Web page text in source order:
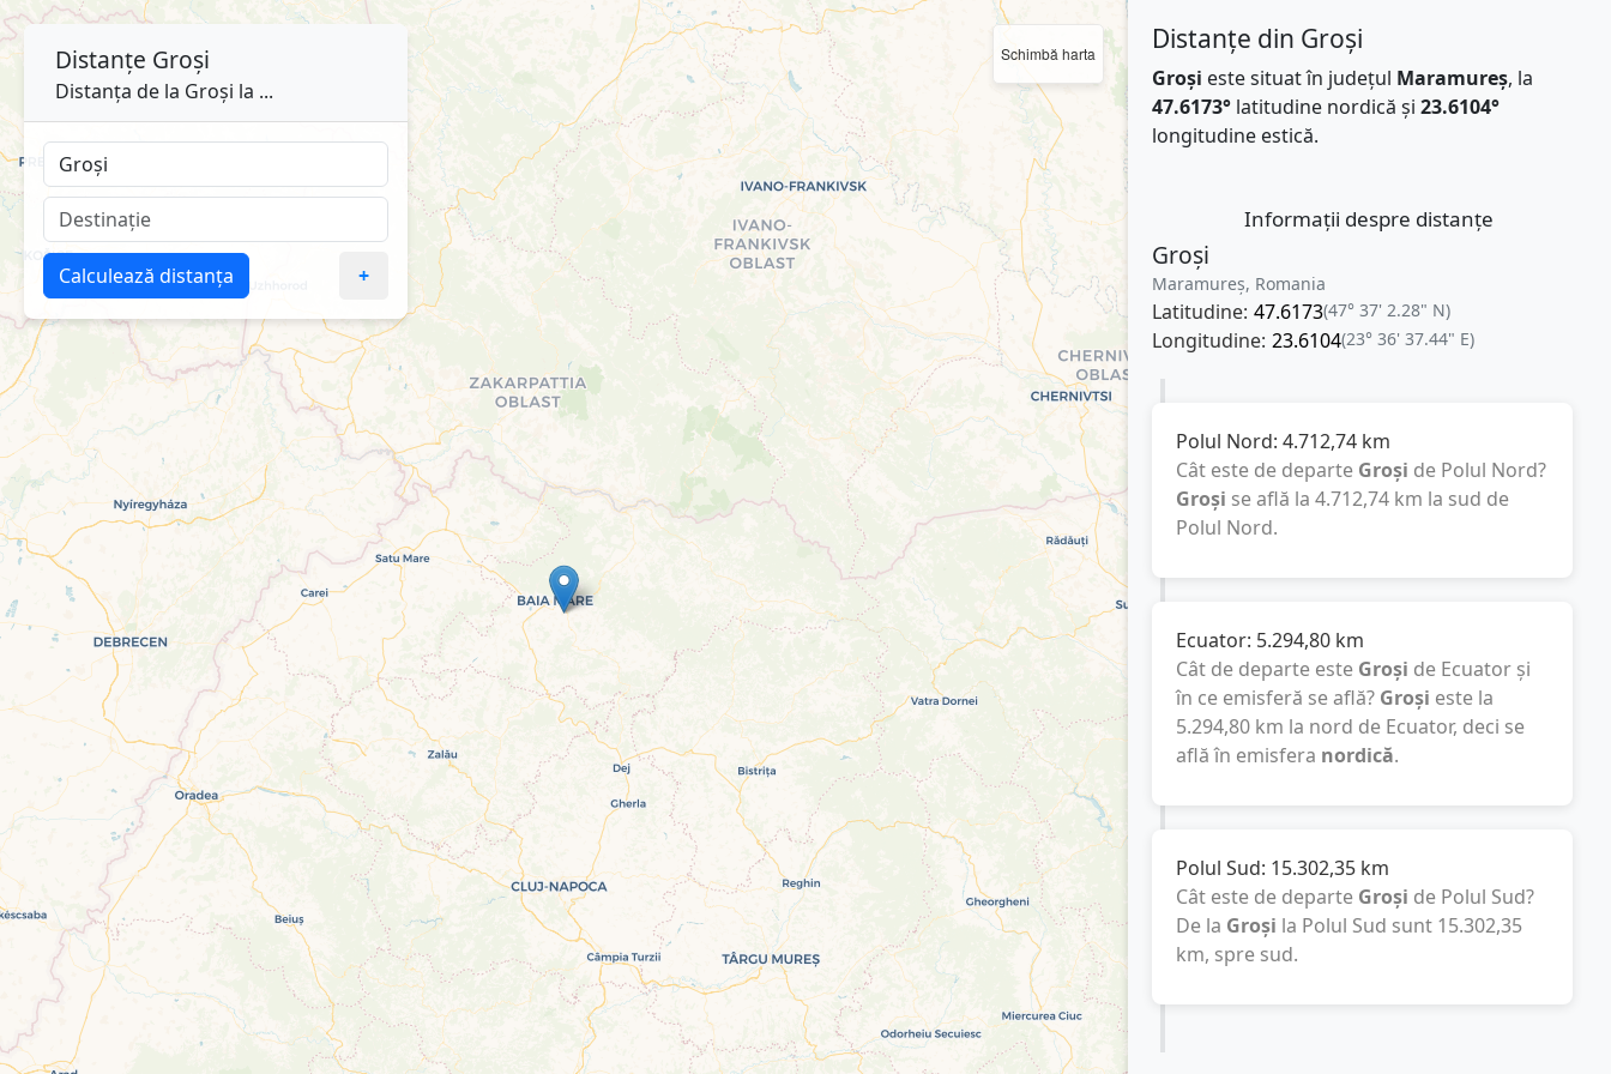
Schimbă harta Distanțe din Groși
Groși este situat în județul Maramureș, la
47.6173°latitudine nordică și 23.6104°
longitudine estică.
Informații despre distanțe
Groși
Maramureș, Romania
Latitudine: 47.6173(47° 37' 2.28" N)
Longitudine: 23.6104(23° 36' 37.44" E)
Polul Nord: 4.712,74 km
Cât este de departe Groși de Polul Nord?
Groși se află la 4.712,74 km la sud de
Polul Nord.
Ecuator: 5.294,80 km
Cât de departe este Groși de Ecuator și
în ce emisferă se află? Groși este la
5.294,80 km la nord de Ecuator, deci se
află în emisfera nordică.
Polul Sud: 15.302,35 km
Cât este de departe Groși de Polul Sud?
De la Groși la Polul Sud sunt 15.302,35
km, spre sud.
Distanțe Groși
Distanța de la Groși la ...
Calculează distanța +